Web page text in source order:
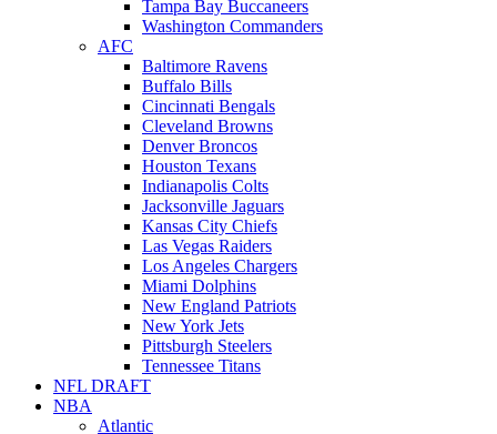
Tampa Bay Buccaneers
Washington Commanders
AFC
Baltimore Ravens
Buffalo Bills
Cincinnati Bengals
Cleveland Browns
Denver Broncos
Houston Texans
Indianapolis Colts
Jacksonville Jaguars
Kansas City Chiefs
Las Vegas Raiders
Los Angeles Chargers
Miami Dolphins
New England Patriots
New York Jets
Pittsburgh Steelers
Tennessee Titans
NFL DRAFT
NBA
Atlantic